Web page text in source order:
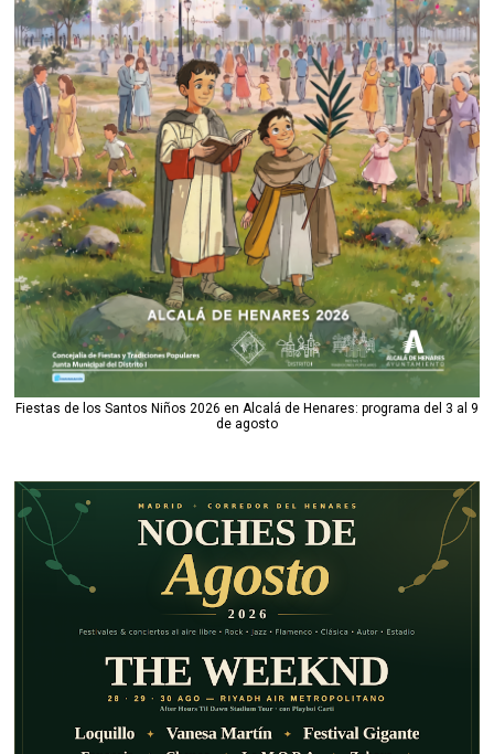
Fiestas de los Santos Niños 2026 en Alcalá de Henares: programa del 3 al 9
de agosto